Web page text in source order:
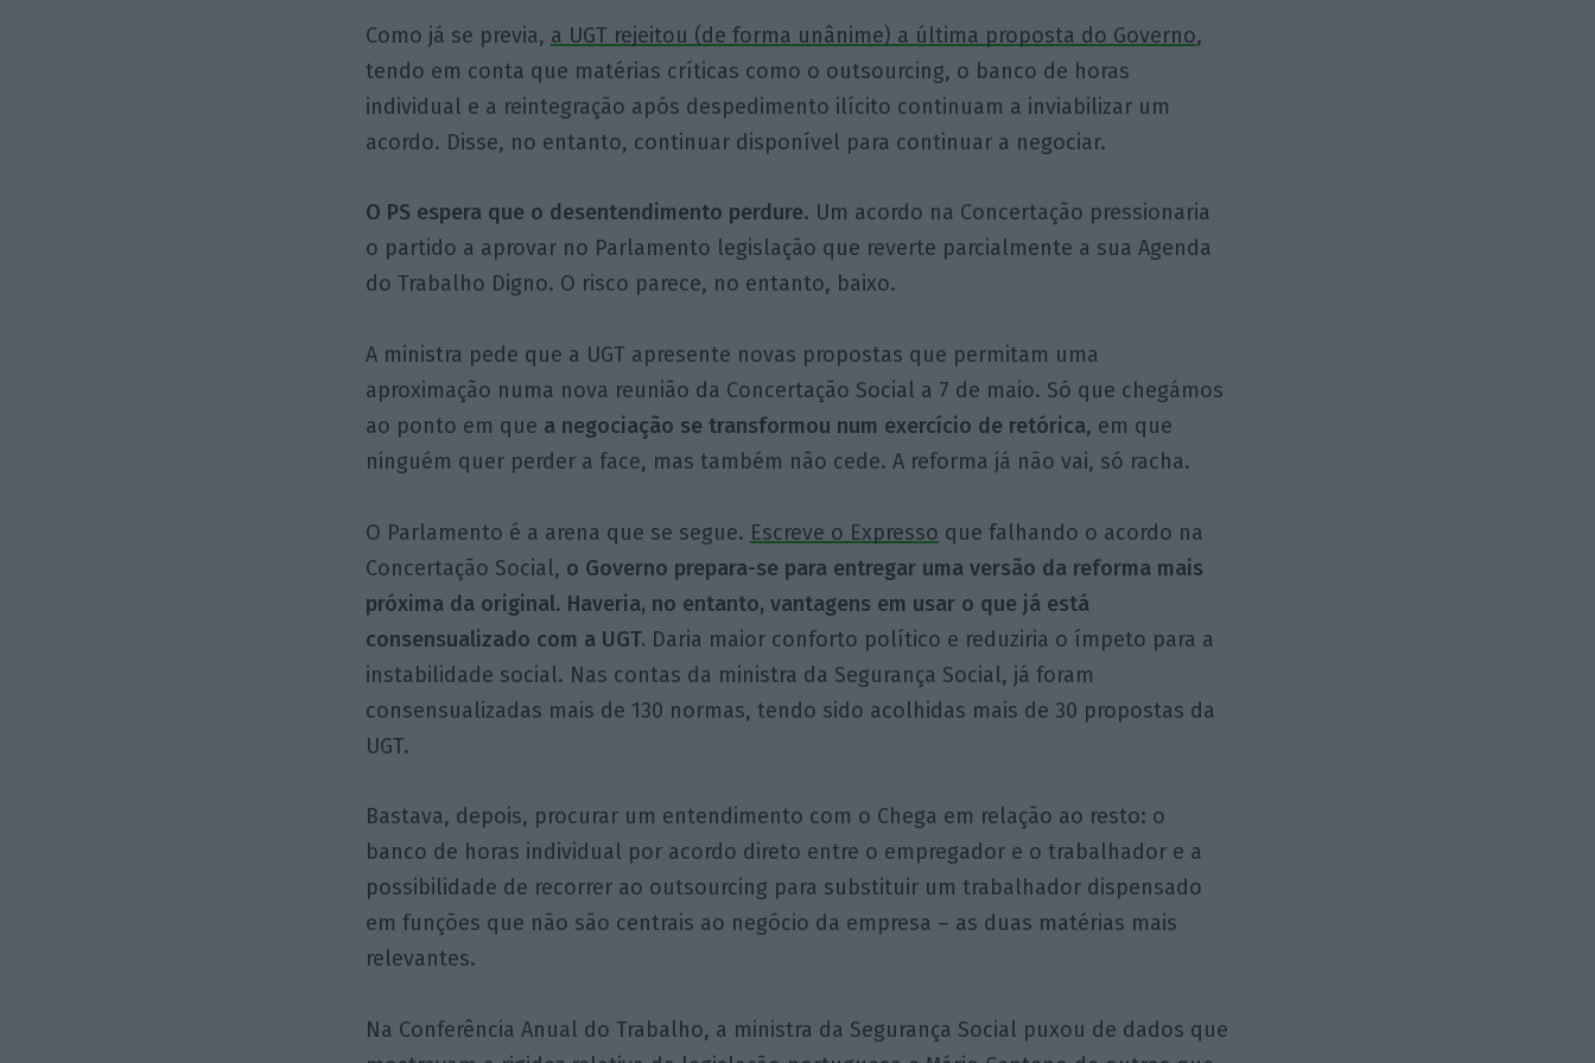
Como já se previa, a UGT rejeitou (de forma unânime) a última proposta do Governo,
tendo em conta que matérias críticas como o outsourcing, o banco de horas
individual e a reintegração após despedimento ilícito continuam a inviabilizar um
acordo. Disse, no entanto, continuar disponível para continuar a negociar.
O PS espera que o desentendimento perdure. Um acordo na Concertação pressionaria
o partido a aprovar no Parlamento legislação que reverte parcialmente a sua Agenda
do Trabalho Digno. O risco parece, no entanto, baixo.
A ministra pede que a UGT apresente novas propostas que permitam uma
aproximação numa nova reunião da Concertação Social a 7 de maio. Só que chegámos
ao ponto em que a negociação se transformou num exercício de retórica, em que
ninguém quer perder a face, mas também não cede. A reforma já não vai, só racha.
O Parlamento é a arena que se segue. Escreve o Expresso que falhando o acordo na
Concertação Social, o Governo prepara-se para entregar uma versão da reforma mais
próxima da original. Haveria, no entanto, vantagens em usar o que já está
consensualizado com a UGT. Daria maior conforto político e reduziria o ímpeto para a
instabilidade social. Nas contas da ministra da Segurança Social, já foram
consensualizadas mais de 130 normas, tendo sido acolhidas mais de 30 propostas da
UGT.
Bastava, depois, procurar um entendimento com o Chega em relação ao resto: o
banco de horas individual por acordo direto entre o empregador e o trabalhador e a
possibilidade de recorrer ao outsourcing para substituir um trabalhador dispensado
em funções que não são centrais ao negócio da empresa – as duas matérias mais
relevantes.
Na Conferência Anual do Trabalho, a ministra da Segurança Social puxou de dados que